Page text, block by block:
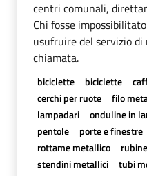
centri comunali,
Chi fosse
usufruire del servizio
chiamata.
biciclette biciclette
cerchi per ruote
filo
lampadari
onduline in
pentole
porte e finestre
rottame metallico
stendini metallici
tubi